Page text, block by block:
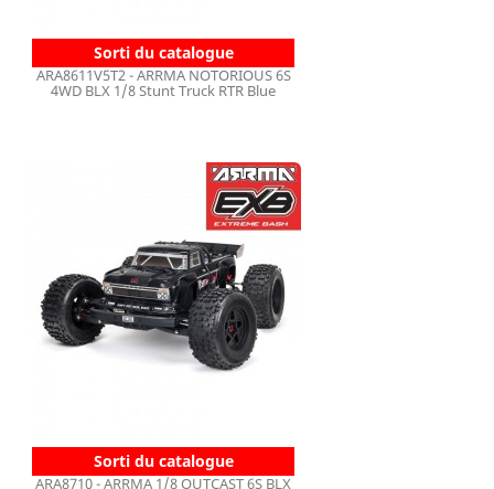
Sorti du catalogue
ARA8611V5T2 - ARRMA NOTORIOUS 6S
4WD BLX 1/8 Stunt Truck RTR Blue
Sorti du catalogue
ARA8710 - ARRMA 1/8 OUTCAST 6S BLX